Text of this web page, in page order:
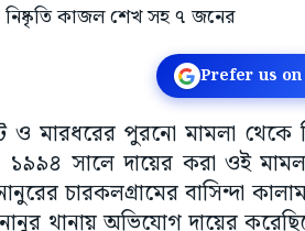
Prefer us
ও মারধরের পুরনো মামলা থেকে
সালে দায়ের করা ওই
চারকলগ্রামের বাসিন্দা
থানায় অভিযোগ দায়ের